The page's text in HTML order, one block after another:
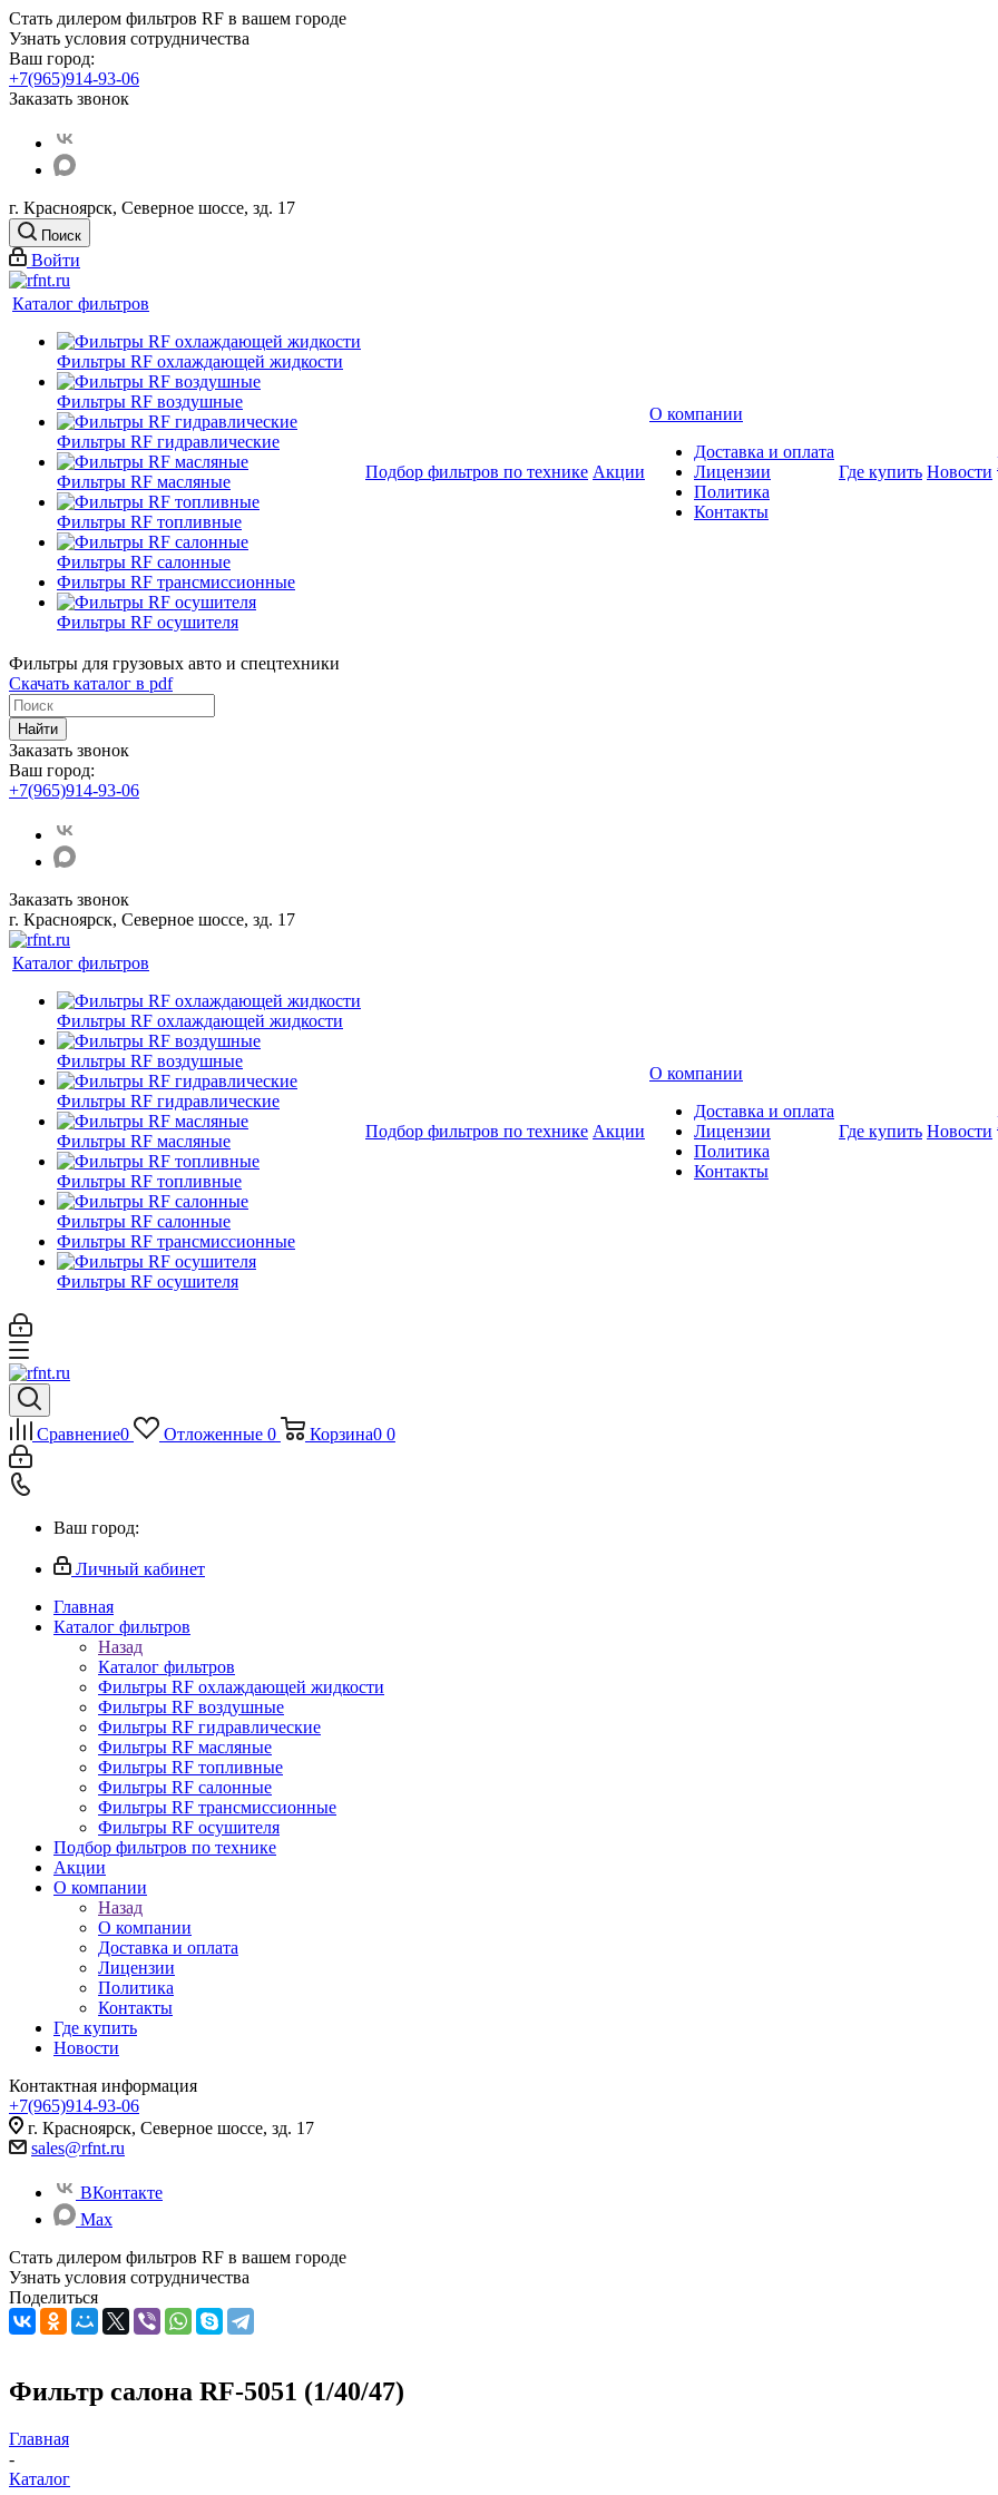
Стать дилером фильтров RF в вашем городе
Узнать условия сотрудничества
Ваш город:
+7(965)914-93-06
Заказать звонок
г. Красноярск, Северное шоссе, зд. 17
Поиск
Войти
Каталог фильтров
Фильтры RF охлаждающей жидкости
Фильтры RF воздушные
Фильтры RF гидравлические
Фильтры RF масляные
Фильтры RF топливные
Фильтры RF салонные
Фильтры RF трансмиссионные
Фильтры RF осушителя
Подбор фильтров по технике Акции
О компании
Доставка и оплата
Лицензии
Политика
Контакты
Где купить Новости
Фильтры для грузовых авто и спецтехники
Скачать каталог в pdf
Найти
Заказать звонок
Ваш город:
+7(965)914-93-06
Заказать звонок
г. Красноярск, Северное шоссе, зд. 17
Каталог фильтров
Фильтры RF охлаждающей жидкости
Фильтры RF воздушные
Фильтры RF гидравлические
Фильтры RF масляные
Фильтры RF топливные
Фильтры RF салонные
Фильтры RF трансмиссионные
Фильтры RF осушителя
Подбор фильтров по технике Акции
О компании
Доставка и оплата
Лицензии
Политика
Контакты
Где купить Новости
Сравнение0 Отложенные 0 Корзина0 0
Ваш город:
Личный кабинет
Главная
Каталог фильтров
Назад
Каталог фильтров
Фильтры RF охлаждающей жидкости
Фильтры RF воздушные
Фильтры RF гидравлические
Фильтры RF масляные
Фильтры RF топливные
Фильтры RF салонные
Фильтры RF трансмиссионные
Фильтры RF осушителя
Подбор фильтров по технике
Акции
О компании
Назад
О компании
Доставка и оплата
Лицензии
Политика
Контакты
Где купить
Новости
Контактная информация
+7(965)914-93-06
г. Красноярск, Северное шоссе, зд. 17
sales@rfnt.ru
ВКонтакте
Max
Стать дилером фильтров RF в вашем городе
Узнать условия сотрудничества
Поделиться
Фильтр салона RF-5051 (1/40/47)
Главная
-
Каталог